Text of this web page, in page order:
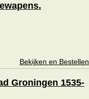
Bekijken en Bestellen
Groningen 1535-